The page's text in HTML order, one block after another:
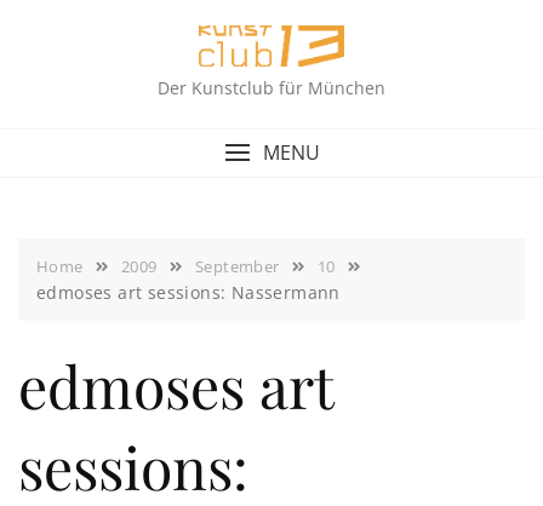
Der Kunstclub für München
MENU
Home 2009 September 10
edmoses art sessions: Nassermann
edmoses art
sessions: